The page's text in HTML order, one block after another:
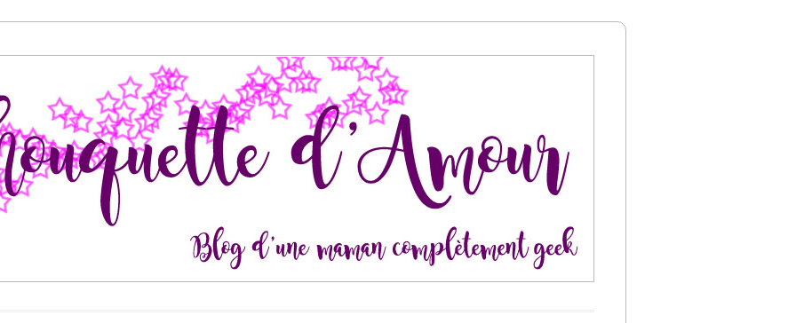
d'amour